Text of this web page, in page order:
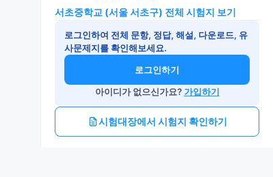
서초중학교 (서울 서초구) 전체 시험지 보기
로그인하여 전체 문항, 정답, 해설, 다운로드, 유
사문제지를 확인해보세요.
로그인하기
아이디가 없으신가요?가입하기
시험대장에서 시험지 확인하기